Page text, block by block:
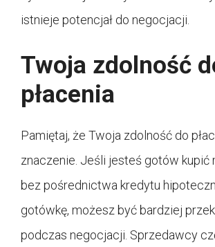
istnieje potencjał do negocjacji.
Twoja zdolność
płacenia
Pamiętaj, że Twoja zdolność do
znaczenie. Jeśli jesteś gotów kupić
bez pośrednictwa kredytu
gotówkę, możesz być bardziej
podczas negocjacji. Sprzedawcy